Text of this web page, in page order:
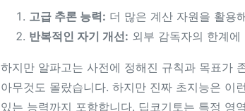
고급 추론 능력: 더 많은 계산 자원을 활용
반복적인 자기 개선: 외부 감독자의 한계
하지만 알파고는 사전에 정해진 규칙과 목표가
아무것도 몰랐습니다. 하지만 진짜 초지능은 이
있는 능력까지 포함합니다. 딥코기토는 특정 영